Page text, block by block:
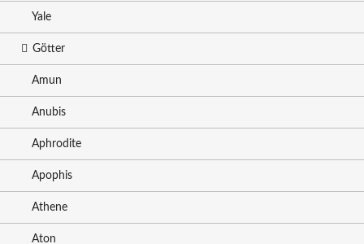
Yale
Götter
Amun
Anubis
Aphrodite
Apophis
Athene
Aton